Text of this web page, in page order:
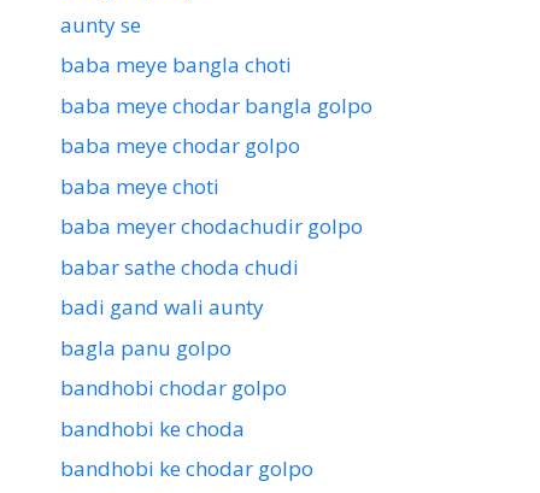
aunty se
baba meye bangla choti
baba meye chodar bangla golpo
baba meye chodar golpo
baba meye choti
baba meyer chodachudir golpo
babar sathe choda chudi
badi gand wali aunty
bagla panu golpo
bandhobi chodar golpo
bandhobi ke choda
bandhobi ke chodar golpo